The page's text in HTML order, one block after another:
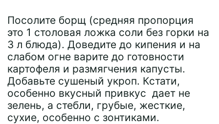
Посолите борщ (средняя пропорция
это 1 столовая ложка соли без горки на
3 л блюда). Доведите до кипения и на
слабом огне варите до готовности
картофеля и размягчения капусты.
Добавьте сушеный укроп. Кстати,
особенно вкусный привкус дает не
зелень, а стебли, грубые, жесткие,
сухие, особенно с зонтиками.